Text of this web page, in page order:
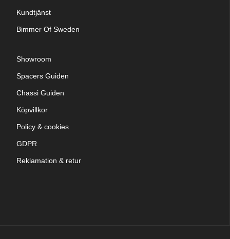
Kundtjänst
Bimmer Of Sweden
Showroom
Spacers Guiden
Chassi Guiden
Köpvillkor
Policy & cookies
GDPR
Reklamation & retur